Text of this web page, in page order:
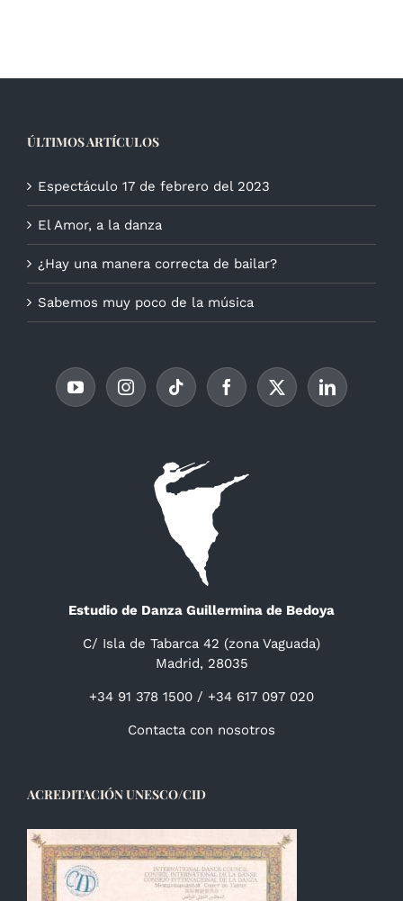
ÚLTIMOS ARTÍCULOS
Espectáculo 17 de febrero del 2023
El Amor, a la danza
¿Hay una manera correcta de bailar?
Sabemos muy poco de la música
Estudio de Danza Guillermina de Bedoya
C/ Isla de Tabarca 42 (zona Vaguada)
Madrid, 28035
+34 91 378 1500 / +34 617 097 020
Contacta con nosotros
ACREDITACIÓN UNESCO/CID